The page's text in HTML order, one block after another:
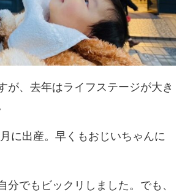
が、去年はライフステージが大き
に出産。早くもおじいちゃんに
分でもビックリしました。でも、